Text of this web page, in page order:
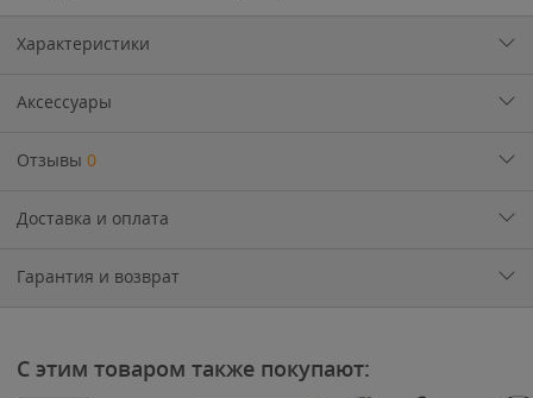
Характеристики
Аксессуары
Отзывы 0
Доставка и оплата
Гарантия и возврат
С этим товаром также покупают: